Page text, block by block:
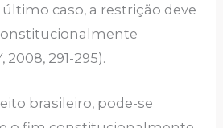
caso, a restrição deve
291-295).
brasileiro, pode-se